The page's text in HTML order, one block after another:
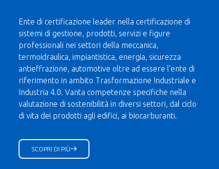
Ente di certificazione leader nella certificazione di
sistemi di gestione, prodotti, servizi e figure
professionali nei settori della meccanica,
termoidraulica, impiantistica, energia, sicurezza
antieffrazione, automotive oltre ad essere l’ente di
riferimento in ambito Trasformazione Industriale e
Industria 4.0. Vanta competenze specifiche nella
valutazione di sostenibilità in diversi settori, dal ciclo
di vita dei prodotti agli edifici, ai biocarburanti.
SCOPRI DI PIÙ